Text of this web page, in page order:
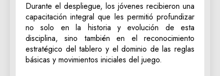
Durante el despliegue, los jóvenes recibieron una
capacitación integral que les permitió profundizar
no solo en la historia y evolución de esta
disciplina, sino también en el reconocimiento
estratégico del tablero y el dominio de las reglas
básicas y movimientos iniciales del juego.